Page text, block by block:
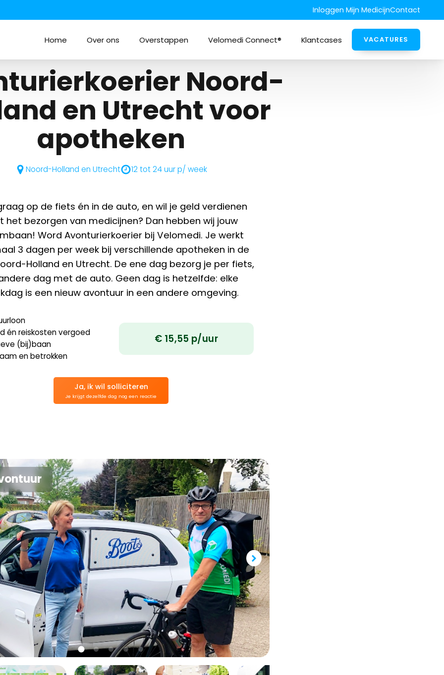
Inloggen Mijn MedicijnContact
Home Over ons Overstappen Velomedi Connect® Klantcases VACATURES
Noord-
en Utrechtvoor
apotheken
Noord-Holland en Utrecht 12 tot 24 uur p/ week
op de fiets én in de auto, en wil je geld verdienen
het bezorgen van medicijnen? Dan hebben wij jouw
Word Avonturierkoerier bij Velomedi. Je werkt
3 dagen per week bij verschillende apotheken in de
Holland en Utrecht. De ene dag bezorg je per fiets,
dag met de auto. Geen dag is hetzelfde: elke
is een nieuw avontuur in een andere omgeving.
én reiskosten vergoed
(bij)baan
en betrokken
€ 15,55 p/uur
Ja, ik wil solliciteren
Je krijgt dezelfde dag nog een reactie